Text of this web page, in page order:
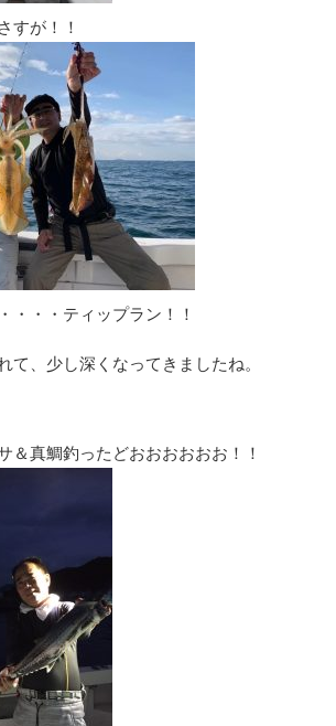
すが！！
・・・ティップラン！！
て、少し深くなってきましたね。
＆真鯛釣ったどおおおおおお！！